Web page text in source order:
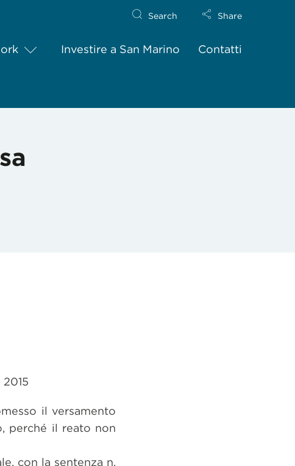
Investire a San Marino Contatti
Search Share
il versamento
perché il reato non
con la sentenza n.